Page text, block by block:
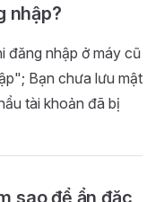
nhập?
đăng nhập ở máy cũ
Bạn chưa lưu mật
tài khoản đã bị
sao để ẩn đặc